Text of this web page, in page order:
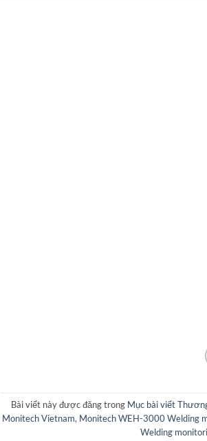
Bài viết này được đăng trong Mục bài viết
Monitech Vietnam, Monitech WEH-3000 Welding
Welding